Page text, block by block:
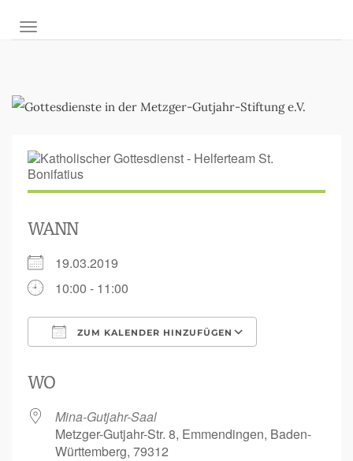
NAVIGATION UMSCHALTEN
WANN
19.03.2019
10:00 - 11:00
ZUM KALENDER HINZUFÜGEN
WO
Mina-Gutjahr-Saal
Metzger-Gutjahr-Str. 8, Emmendingen, Baden-
Württemberg, 79312